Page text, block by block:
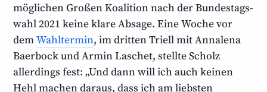
möglichen Großen Koalition nach der Bundestags­
wahl 2021 keine klare Absage. Eine Woche vor
demWahl­termin, im dritten Triell mit Annalena
Baerbock und Armin Laschet, stellte Scholz
allerdings fest: „Und dann will ich auch keinen
Hehl machen daraus, dass ich am liebsten